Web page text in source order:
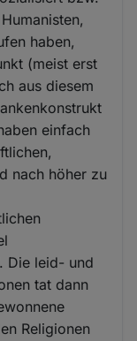
haben,
(meist erst
aus diesem
einfach
nach höher zu
Die leid- und
tat dann
Religionen